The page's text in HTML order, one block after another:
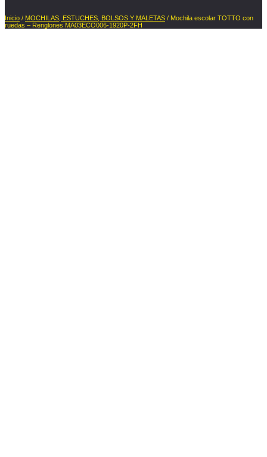
Inicio / MOCHILAS, ESTUCHES, BOLSOS Y MALETAS / Mochila escolar TOTTO con
ruedas – Renglones MA03ECO006-1920P-2FH